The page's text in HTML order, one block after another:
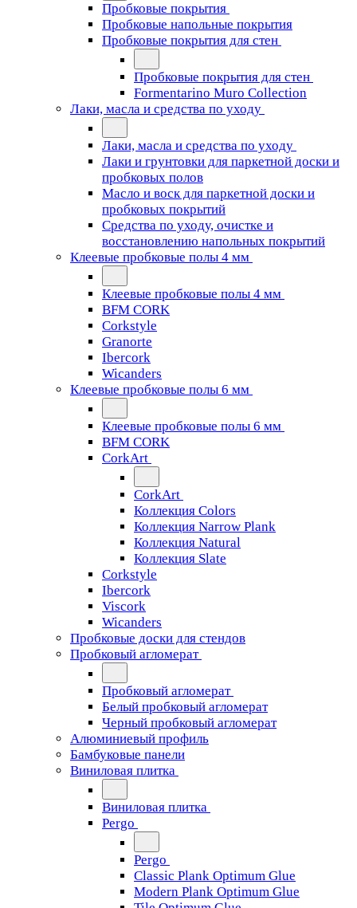
Пробковые покрытия
Пробковые напольные покрытия
Пробковые покрытия для стен
Пробковые покрытия для стен
Formentarino Muro Collection
Лаки, масла и средства по уходу
Лаки, масла и средства по уходу
Лаки и грунтовки для паркетной доски и
пробковых полов
Масло и воск для паркетной доски и
пробковых покрытий
Средства по уходу, очистке и
восстановлению напольных покрытий
Клеевые пробковые полы 4 мм
Клеевые пробковые полы 4 мм
BFM CORK
Corkstyle
Granorte
Ibercork
Wicanders
Клеевые пробковые полы 6 мм
Клеевые пробковые полы 6 мм
BFM CORK
CorkArt
CorkArt
Коллекция Colors
Коллекция Narrow Plank
Коллекция Natural
Коллекция Slate
Corkstyle
Ibercork
Viscork
Wicanders
Пробковые доски для стендов
Пробковый агломерат
Пробковый агломерат
Белый пробковый агломерат
Черный пробковый агломерат
Алюминиевый профиль
Бамбуковые панели
Виниловая плитка
Виниловая плитка
Pergo
Pergo
Classic Plank Optimum Glue
Modern Plank Optimum Glue